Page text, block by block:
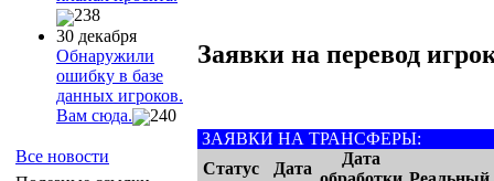
238
30 декабря
Обнаружили
ошибку в базе
данных игроков.
Вам сюда.
240
Все новости
Заявки на перевод
ЗАЯВКИ НА ТРАНСФЕРЫ:
Статус
Дата
Дата